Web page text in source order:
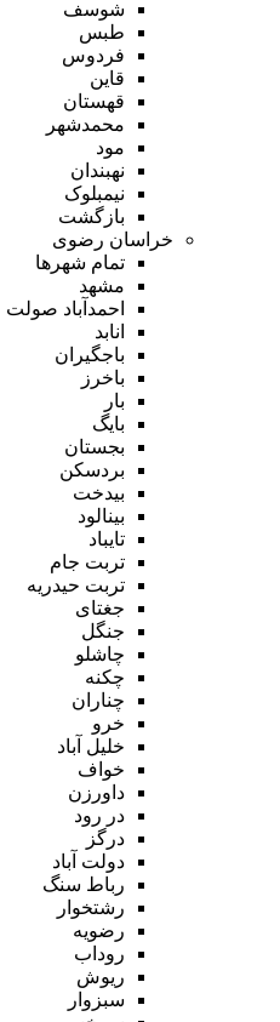
شوسف
طبس
فردوس
قاین
قهستان
محمدشهر
مود
نهبندان
نیمبلوک
بازگشت
خراسان رضوی
تمام شهر‌ها
مشهد
احمدآباد صولت
انابد
باجگیران
باخرز
بار
بایگ
بجستان
بردسکن
بیدخت
بینالود
تایباد
تربت جام
تربت حیدریه
جغتای
جنگل
چاشلو
چکنه
چناران
خرو
خلیل آباد
خواف
داورزن
در رود
درگز
دولت آباد
رباط سنگ
رشتخوار
رضویه
روداب
ریوش
سبزوار